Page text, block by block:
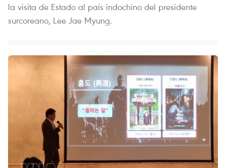
la visita de Estado al país indochino del presidente
surcoreano, Lee Jae Myung.